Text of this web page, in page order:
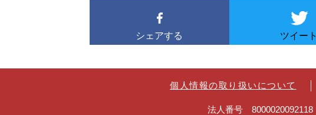
シェアする ツイート
個人情報の取り扱いについて
法人番号 8000020092118